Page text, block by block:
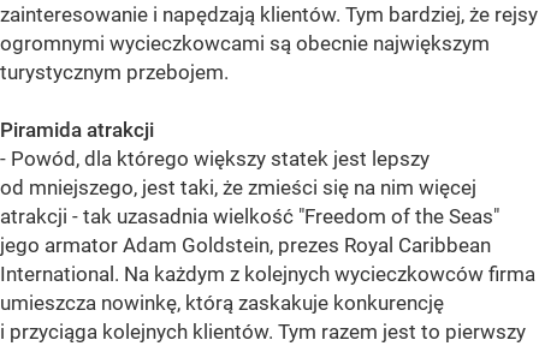
zainteresowanie i napędzają klientów. Tym bardziej, że rejsy
ogromnymi wycieczkowcami są obecnie największym
turystycznym przebojem.
Piramida atrakcji
- Powód, dla którego większy statek jest lepszy
od mniejszego, jest taki, że zmieści się na nim więcej
atrakcji - tak uzasadnia wielkość "Freedom of the Seas"
jego armator Adam Goldstein, prezes Royal Caribbean
International. Na każdym z kolejnych wycieczkowców firma
umieszcza nowinkę, którą zaskakuje konkurencję
i przyciąga kolejnych klientów. Tym razem jest to pierwszy